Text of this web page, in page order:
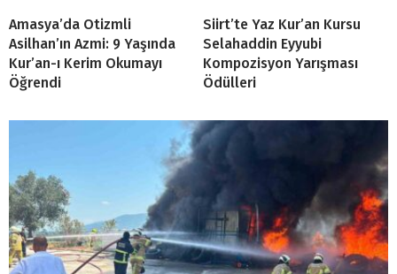
Amasya’da Otizmli
Asilhan’ın Azmi: 9 Yaşında
Kur’an-ı Kerim Okumayı
Öğrendi
Siirt’te Yaz Kur’an Kursu
Selahaddin Eyyubi
Kompozisyon Yarışması
Ödülleri